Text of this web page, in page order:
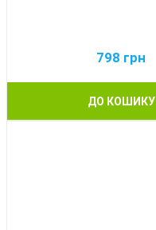
798 грн
ДО КОШИКУ